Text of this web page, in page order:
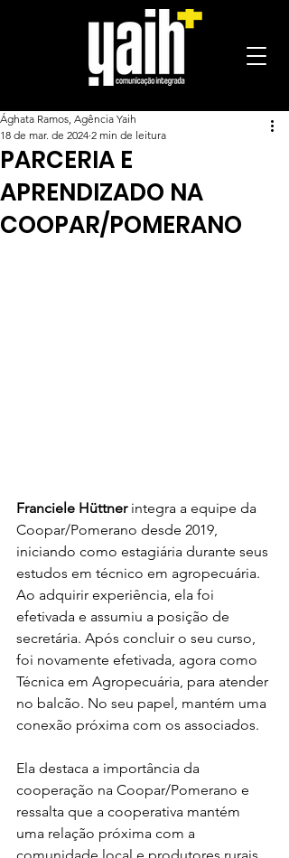
PARCERIA E
APRENDIZADO NA
COOPAR/POMERANO
Ághata Ramos, Agência Yaih
18 de mar. de 2024 2 min de leitura
Franciele Hüttner integra a equipe da
Coopar/Pomerano desde 2019,
iniciando como estagiária durante seus
estudos em técnico em agropecuária.
Ao adquirir experiência, ela foi
efetivada e assumiu a posição de
secretária. Após concluir o seu curso,
foi novamente efetivada, agora como
Técnica em Agropecuária, para atender
no balcão. No seu papel, mantém uma
conexão próxima com os associados.
Ela destaca a importância da
cooperação na Coopar/Pomerano e
ressalta que a cooperativa mantém
uma relação próxima com a
comunidade local e produtores rurais.